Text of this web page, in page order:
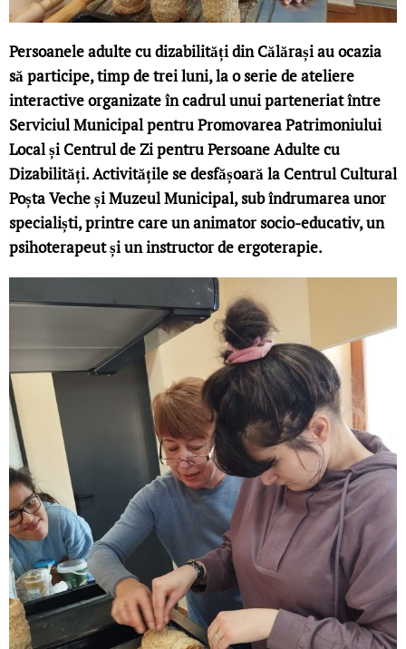
Persoanele adulte cu dizabilități din Călărași au ocazia
să participe, timp de trei luni, la o serie de ateliere
interactive organizate în cadrul unui parteneriat între
Serviciul Municipal pentru Promovarea Patrimoniului
Local și Centrul de Zi pentru Persoane Adulte cu
Dizabilități. Activitățile se desfășoară la Centrul Cultural
Poșta Veche și Muzeul Municipal, sub îndrumarea unor
specialiști, printre care un animator socio-educativ, un
psihoterapeut și un instructor de ergoterapie.